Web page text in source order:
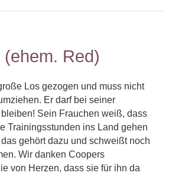
Red)
Los gezogen und muss nicht
Er darf bei seiner
Sein Frauchen weiß, dass
Trainingsstunden ins Land gehen
gehört dazu und schweißt noch
Wir danken Coopers
von Herzen, dass sie für ihn da